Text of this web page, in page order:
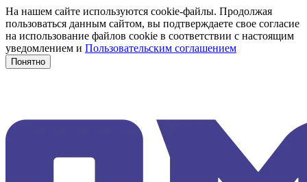
На нашем сайте используются cookie-файлы. Продолжая
пользоваться данным сайтом, вы подтверждаете свое согласие
на использование файлов cookie в соответствии с настоящим
уведомлением и Пользовательским соглашением
Понятно